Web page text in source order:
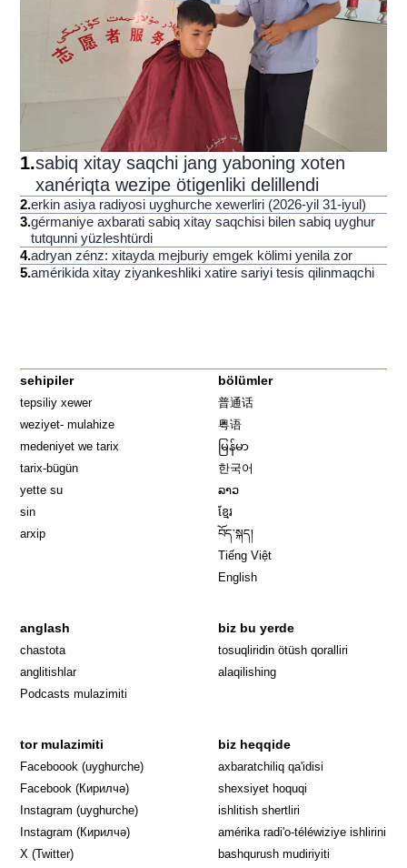
1.sabiq xitay saqchi jang yaboning xoten
xanériqta wezipe ötigenliki delillendi
2.erkin asiya radiyosi uyghurche xewerliri (2026-yil 31-iyul)
3.gérmaniye axbarati sabiq xitay saqchisi bilen sabiq uyghur
tutqunni yüzleshtürdi
4.adryan zénz: xitayda mejburiy emgek kölimi yenila zor
5.amérikida xitay ziyankeshliki xatire sariyi tesis qilinmaqchi
sehipiler
tepsiliy xewer
weziyet- mulahize
medeniyet we tarix
tarix-bügün
yette su
sin
arxip
bölümler
普通话
粤语
မြန်မာ
한국어
ລາວ
ខ្មែរ
བོད་སྐད།
Tiếng Việt
English
anglash
chastota
anglitishlar
Podcasts mulazimiti
biz bu yerde
tosuqliridin ötüsh qoralliri
alaqilishing
tor mulazimiti
Faceboook (uyghurche) Opens in new window
Facebook (Кирилчә) Opens in new window
Instagram (uyghurche) Opens in new window
Instagram (Кирилчә) Opens in new window
X (Twitter)
biz heqqide
axbaratchiliq qa'idisi
shexsiyet hoquqi
ishlitish shertliri
amérika radi'o-téléwiziye ishlirini
bashqurush mudiriyiti